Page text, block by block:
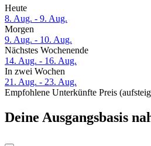
Heute
8. Aug. - 9. Aug.
Morgen
9. Aug. - 10. Aug.
Nächstes Wochenende
14. Aug. - 16. Aug.
In zwei Wochen
21. Aug. - 23. Aug.
Empfohlene Unterkünfte Preis
Deine Ausgangsbasis